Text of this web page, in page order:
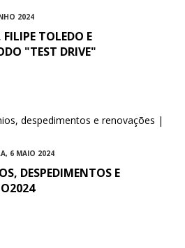
2024
TOLEDO E
"TEST DRIVE"
6 MAIO 2024
DESPEDIMENTOS E